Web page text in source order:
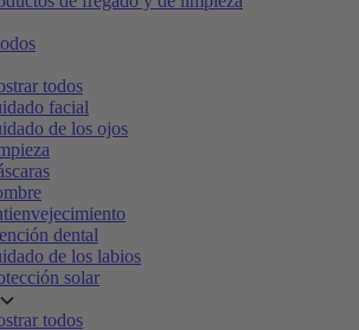
todos
facial
de los ojos
dental
de los labios
solar
todos